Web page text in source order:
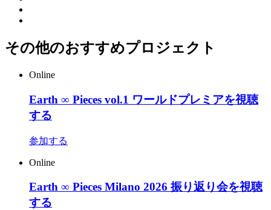
その他のおすすめプロジェクト
Online
Earth ∞ Pieces vol.1 ワールドプレミアを視聴
する
参加する
Online
Earth ∞ Pieces Milano 2026 振り返り会を視聴
する